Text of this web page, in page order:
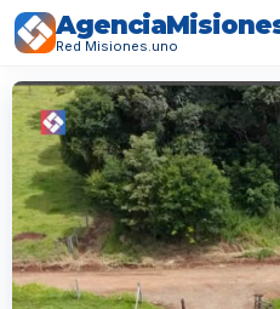
Red Misiones.uno